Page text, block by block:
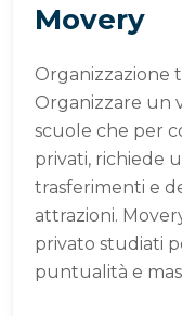
Movery
Organizzazione
Organizzare un
scuole che per
privati, richiede
trasferimenti e
attrazioni.
privato studiati
puntualità e